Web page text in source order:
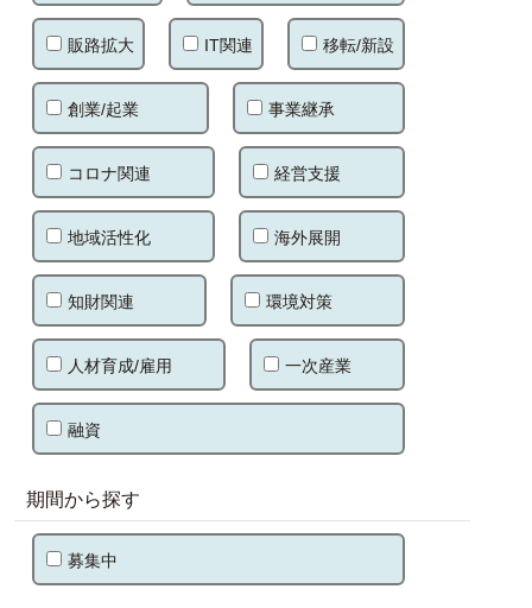
販路拡大 IT関連 移転/新設
創業/起業 事業継承
コロナ関連 経営支援
地域活性化 海外展開
知財関連 環境対策
人材育成/雇用 一次産業
融資
期間から探す
募集中